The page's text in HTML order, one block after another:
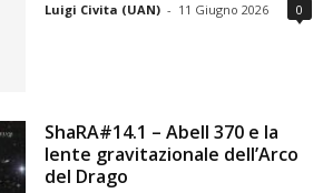
Luigi Civita (UAN) - 11 Giugno 2026 0
ShaRA#14.1 – Abell 370 e la
lente gravitazionale dell’Arco
del Drago